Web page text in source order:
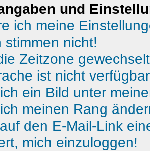
und
ich meine
stimmen nicht!
Zeitzone
ist nicht
ein Bild unter
meinen Rang
den E-Mail-Link
mich einzuloggen!